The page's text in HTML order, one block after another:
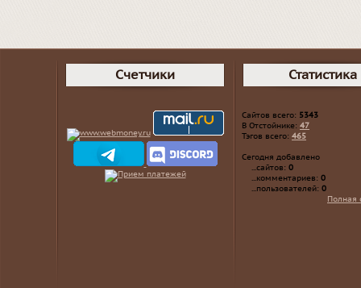
Счетчики Статистика
Сайтов всего: 5343
В Отстойнике: 47
Тэгов всего: 465
Сегодня добавлено
...сайтов: 0
...комментариев: 0
...пользователей: 0
Полная